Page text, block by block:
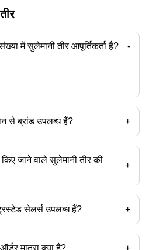
में सुलेमानी तीर आपूर्तिकर्ता हैं? -
से ब्रांड उपलब्ध हैं? +
किए जाने वाले सुलेमानी तीर की
+
मुद्रा प्रोडक्ट का नाम
सेलर्स उपलब्ध हैं? +